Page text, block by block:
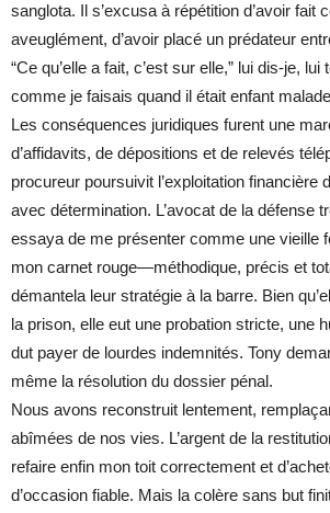
sanglota. Il s’excusa à répétition d’avoir fait
aveuglément, d’avoir placé un prédateur
“Ce qu’elle a fait, c’est sur elle,” lui dis-je, lui
comme je faisais quand il était enfant
Les conséquences juridiques furent une
d’affidavits, de dépositions et de relevés
procureur poursuivit l’exploitation financière
avec détermination. L’avocat de la défense
essaya de me présenter comme une vieille
mon carnet rouge—méthodique, précis et
démantela leur stratégie à la barre. Bien
la prison, elle eut une probation stricte, une
dut payer de lourdes indemnités. Tony
même la résolution du dossier pénal.
Nous avons reconstruit lentement,
abîmées de nos vies. L’argent de la
refaire enfin mon toit correctement et
d’occasion fiable. Mais la colère sans but